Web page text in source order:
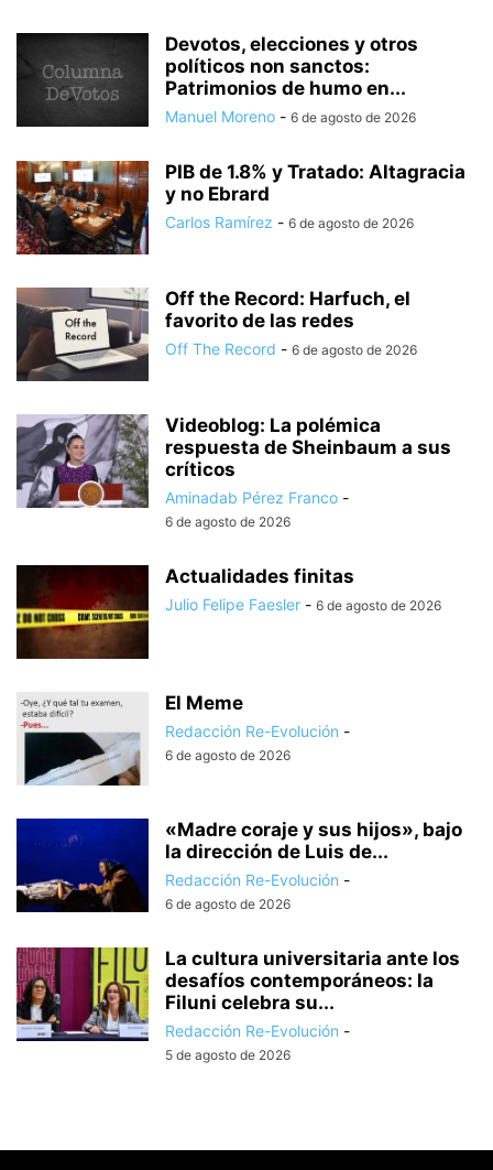
Devotos, elecciones y otros
políticos non sanctos:
Patrimonios de humo en...
Manuel Moreno - 6 de agosto de 2026
PIB de 1.8% y Tratado: Altagracia
y no Ebrard
Carlos Ramírez - 6 de agosto de 2026
Off the Record: Harfuch, el
favorito de las redes
Off The Record - 6 de agosto de 2026
Videoblog: La polémica
respuesta de Sheinbaum a sus
críticos
Aminadab Pérez Franco -
6 de agosto de 2026
Actualidades finitas
Julio Felipe Faesler - 6 de agosto de 2026
El Meme
Redacción Re-Evolución -
6 de agosto de 2026
«Madre coraje y sus hijos», bajo
la dirección de Luis de...
Redacción Re-Evolución -
6 de agosto de 2026
La cultura universitaria ante los
desafíos contemporáneos: la
Filuni celebra su...
Redacción Re-Evolución -
5 de agosto de 2026